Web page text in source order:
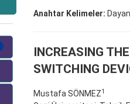
Anahtar Kelimeler:
INCREASING
SWITCHING
Mustafa SÖNMEZ1